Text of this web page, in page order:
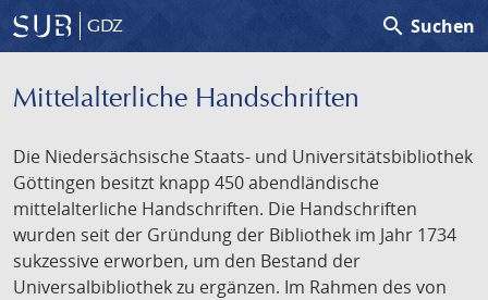
GDZ search Suchen
Mittelalterliche Handschriften
Die Niedersächsische Staats- und Universitätsbibliothek
Göttingen besitzt knapp 450 abendländische
mittelalterliche Handschriften. Die Handschriften
wurden seit der Gründung der Bibliothek im Jahr 1734
sukzessive erworben, um den Bestand der
Universalbibliothek zu ergänzen. Im Rahmen des von